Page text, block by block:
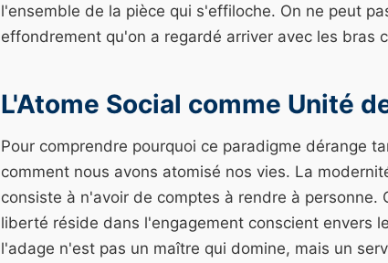
l'ensemble de la pièce qui s'effiloche. On ne peut
effondrement qu'on a regardé arriver avec les bras
L'Atome Social comme Unité
Pour comprendre pourquoi ce paradigme dérange
comment nous avons atomisé nos vies. La
consiste à n'avoir de comptes à rendre à personne.
liberté réside dans l'engagement conscient envers
l'adage n'est pas un maître qui domine, mais un